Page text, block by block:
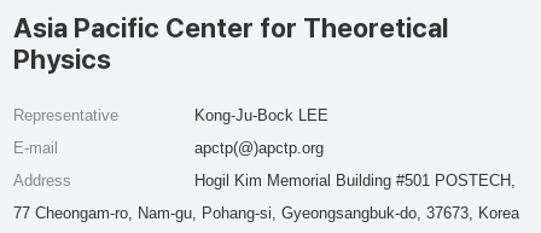
Asia Pacific Center for Theoretical
Physics
Representative
Kong-Ju-Bock LEE
E-mail
apctp(@)apctp.org
Address
Hogil Kim Memorial Building #501 POSTECH,
77 Cheongam-ro, Nam-gu, Pohang-si, Gyeongsangbuk-do, 37673, Korea